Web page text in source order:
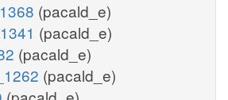
(pacald_e)
(pacald_e)
(pacald_e)
(pacald_e)